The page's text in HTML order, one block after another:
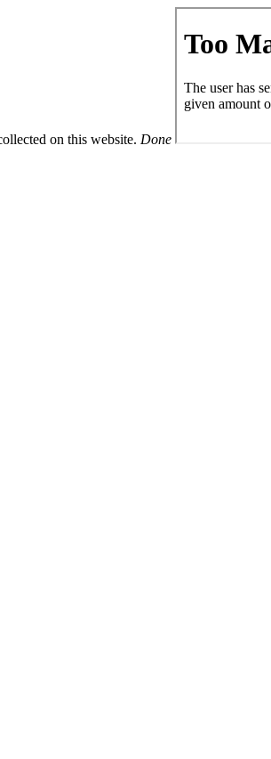
on this website. Done